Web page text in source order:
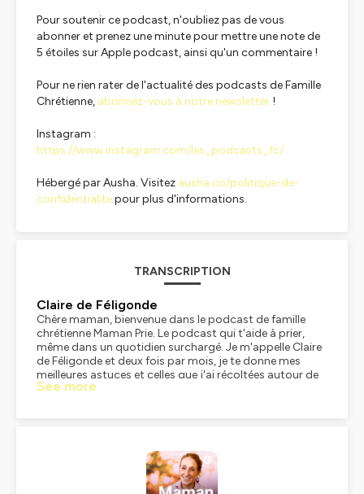
Pour soutenir ce podcast, n'oubliez pas de vous
abonner et prenez une minute pour mettre une note de
5 étoiles sur Apple podcast, ainsi qu'un commentaire !
Pour ne rien rater de l'actualité des podcasts deFamille
Chrétienne, abonnez-vous à notre newsletter !
Instagram :
https://www.instagram.com/les_podcasts_fc/
Hébergé par Ausha. Visitez ausha.co/politique-de-
confidentialitepour plus d'informations.
TRANSCRIPTION
Claire de Féligonde
Chère maman, bienvenue dans le podcast de famille
chrétienne Maman Prie. Le podcast qui t'aide à prier,
même dans un quotidien surchargé. Je m'appelle Claire
de Féligonde et deux fois par mois, je te donne mes
meilleures astuces et celles que j'ai récoltées autour de
moi pour mettre la prière au cœur de ta vie. À la clé, plus
semaines tous les jours pour réussir mes brèves pauses
café. Avant, j'étais là pro pour mettre en échec mes
pauses café. Écoute, mettons-nous en situation. Nous
See more